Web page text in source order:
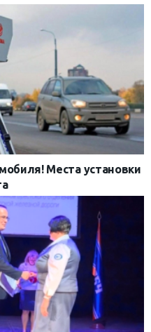
Места установки